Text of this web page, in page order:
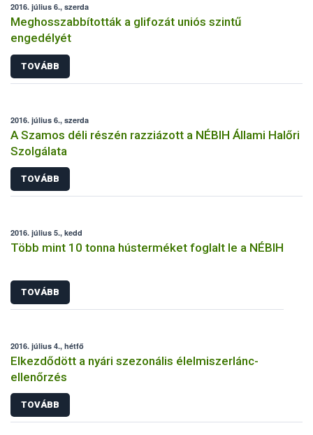
2016. július 6., szerda
Meghosszabbították a glifozát uniós szintű
engedélyét
TOVÁBB
2016. július 6., szerda
A Szamos déli részén razziázott a NÉBIH Állami Halőri
Szolgálata
TOVÁBB
2016. július 5., kedd
Több mint 10 tonna hústerméket foglalt le a NÉBIH
TOVÁBB
2016. július 4., hétfő
Elkezdődött a nyári szezonális élelmiszerlánc-
ellenőrzés
TOVÁBB